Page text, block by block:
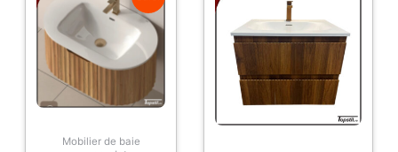
Mobilier de baie